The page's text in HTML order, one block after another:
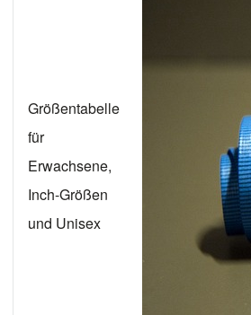
Größentabelle
für
Erwachsene,
Inch-Größen
und Unisex